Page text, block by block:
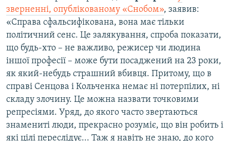
зверненні, опублікованому «Снобом», заявив:
«Справа сфальсифікована, вона має тільки
політичний сенс. Це залякування, спроба показати,
що будь-хто – не важливо, режисер чи людина
іншої професії – може бути посаджений на 23 роки,
як який-небудь страшний вбивця. Притому, що в
справі Сенцова і Кольченка немає ні потерпілих, ні
складу злочину. Це можна назвати точковими
репресіями. Уряд, до якого часто звертаються
знамениті люди, прекрасно розуміє, що він робить і
які цілі переслідує... Таж я навіть не знаю, до кого